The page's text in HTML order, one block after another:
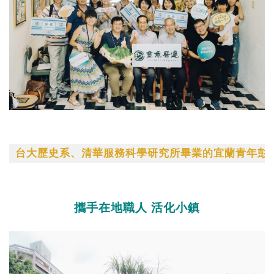
台大歷史系、清華服務科學研究所畢業的宜蘭青年
攜手在地職人 活化小鎮